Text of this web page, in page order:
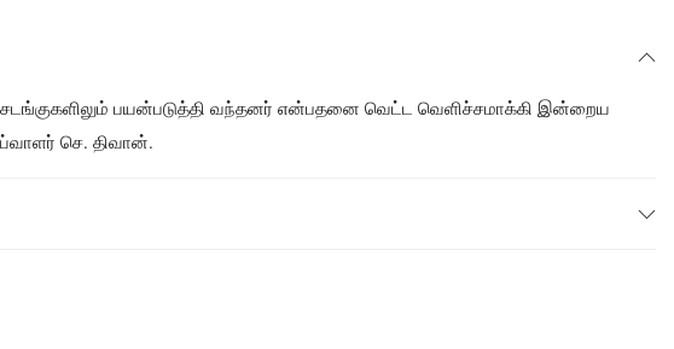
பயன்படுத்தி வந்தனர் என்பதனை வெட்ட வெளிச்சமாக்கி இன்றைய
செ. திவான்.